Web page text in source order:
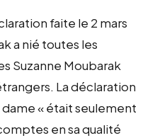
faite le 2 mars
a nié toutes les
Suzanne Moubarak
La déclaration
« était seulement
en sa qualité